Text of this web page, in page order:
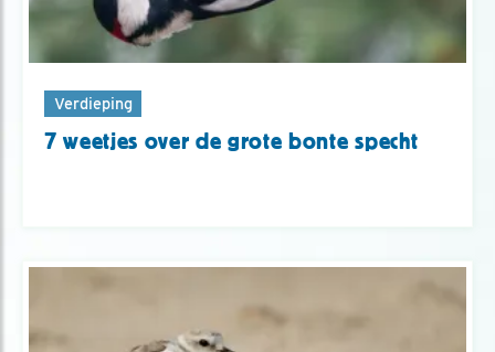
Verdieping
7 weetjes over de grote bonte specht